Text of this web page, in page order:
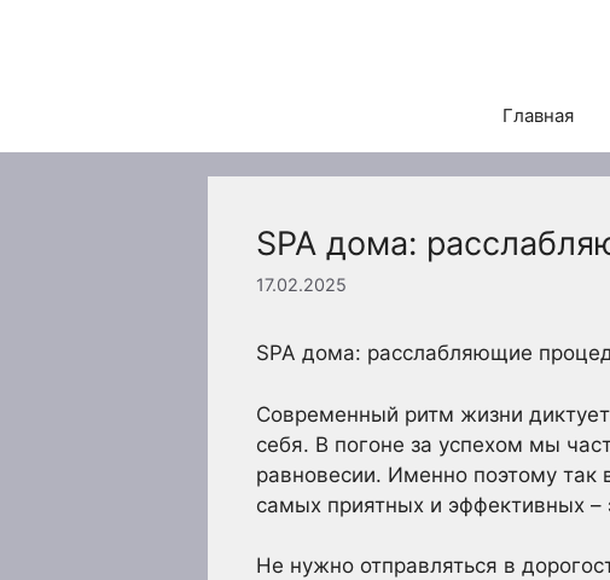
Главная
SPA дома:
17.02.2025
SPA дома: расслабляющие
Современный ритм жизни диктует
себя. В погоне за успехом мы
равновесии. Именно поэтому так
самых приятных и эффективных –
Не нужно отправляться в